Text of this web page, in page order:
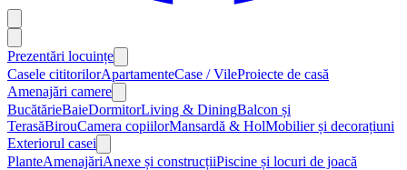
Prezentări locuințe
Casele cititorilorApartamenteCase / VileProiecte de casă
Amenajări camere
BucătărieBaieDormitorLiving & DiningBalcon și
TerasăBirouCamera copiilorMansardă & HolMobilier și decorațiuni
Exteriorul casei
PlanteAmenajăriAnexe și construcțiiPiscine și locuri de joacă